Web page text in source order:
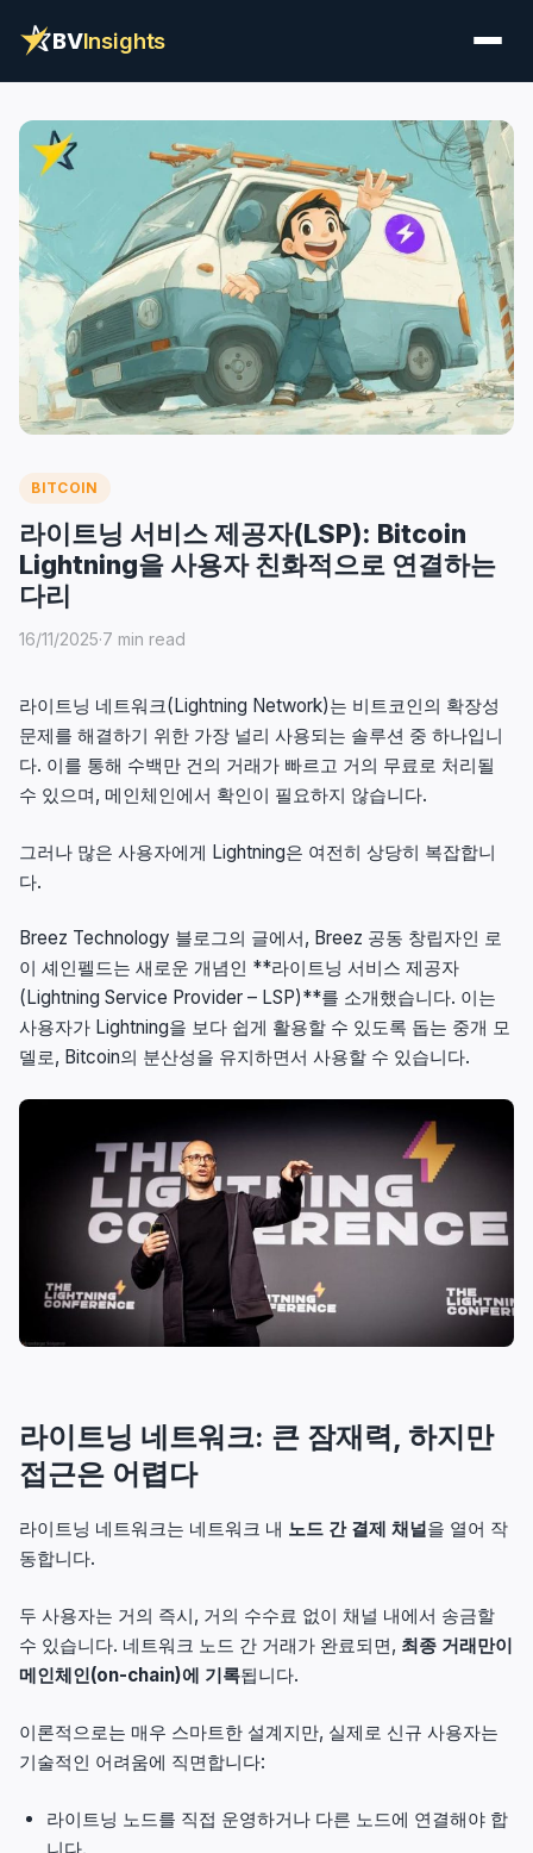
BVInsights
BITCOIN
라이트닝 서비스 제공자(LSP): Bitcoin
Lightning을 사용자 친화적으로 연결하는
다리
16/11/2025·7 min read
라이트닝 네트워크(Lightning Network)는 비트코인의 확장성
문제를 해결하기 위한 가장 널리 사용되는 솔루션 중 하나입니
다. 이를 통해 수백만 건의 거래가 빠르고 거의 무료로 처리될
수 있으며, 메인체인에서 확인이 필요하지 않습니다.
그러나 많은 사용자에게 Lightning은 여전히 상당히 복잡합니
다.
Breez Technology 블로그의 글에서, Breez 공동 창립자인 로
이 셰인펠드는 새로운 개념인 **라이트닝 서비스 제공자
(Lightning Service Provider – LSP)**를 소개했습니다. 이는
사용자가 Lightning을 보다 쉽게 활용할 수 있도록 돕는 중개 모
델로, Bitcoin의 분산성을 유지하면서 사용할 수 있습니다.
라이트닝 네트워크: 큰 잠재력, 하지만
접근은 어렵다
라이트닝 네트워크는 네트워크 내 노드 간 결제 채널을 열어 작
동합니다.
두 사용자는 거의 즉시, 거의 수수료 없이 채널 내에서 송금할
수 있습니다. 네트워크 노드 간 거래가 완료되면, 최종 거래만이
메인체인(on-chain)에 기록됩니다.
이론적으로는 매우 스마트한 설계지만, 실제로 신규 사용자는
기술적인 어려움에 직면합니다:
라이트닝 노드를 직접 운영하거나 다른 노드에 연결해야 합
니다.